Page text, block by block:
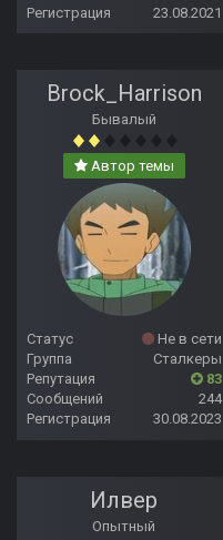
Регистрация
23.08.2021
Brock_Harrison
Бывалый
Автор темы
Статус
Не в сети
Группа
Сталкеры
Репутация
83
Сообщений
244
Регистрация
30.08.2023
Илвер
Опытный